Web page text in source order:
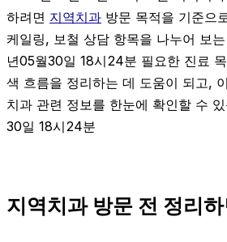
하려면 지역치과 방문 목적을 기준으
케일링, 보철 상담 항목을 나누어 보
년05월30일 18시24분 필요한 진료
색 흐름을 정리하는 데 도움이 되고,
치과 관련 정보를 한눈에 확인할 수
30일 18시24분
지역치과 방문 전 정리